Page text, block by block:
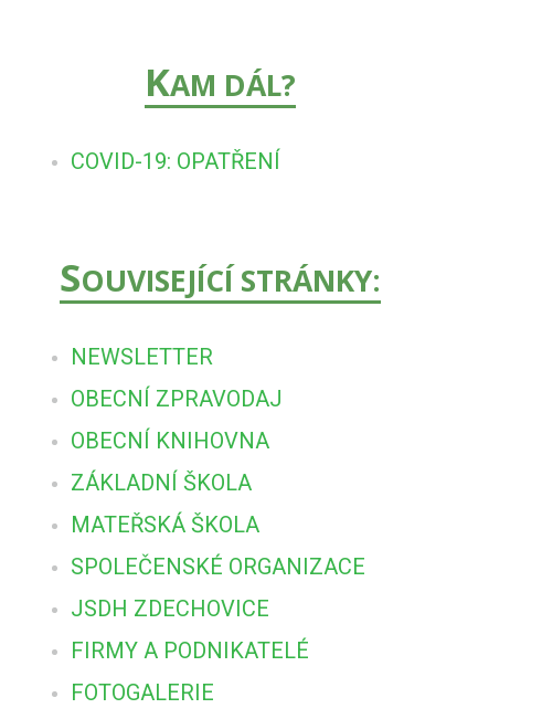
KAM DÁL?
COVID-19: OPATŘENÍ
SOUVISEJÍCÍ STRÁNKY:
NEWSLETTER
OBECNÍ ZPRAVODAJ
OBECNÍ KNIHOVNA
ZÁKLADNÍ ŠKOLA
MATEŘSKÁ ŠKOLA
SPOLEČENSKÉ ORGANIZACE
JSDH ZDECHOVICE
FIRMY A PODNIKATELÉ
FOTOGALERIE